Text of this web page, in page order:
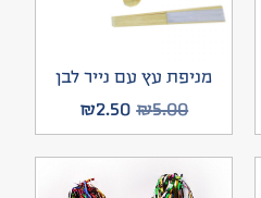
מניפת עץ עם נייר לבן
₪5.00
₪2.50